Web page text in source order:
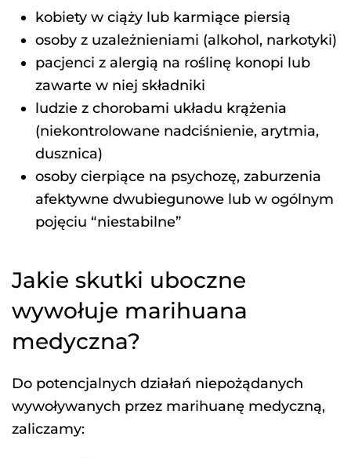
kobiety w ciąży lub karmiące piersią
osoby z uzależnieniami (alkohol, narkotyki)
pacjenci z alergią na roślinę konopi lub
zawarte w niej składniki
ludzie z chorobami układu krążenia
(niekontrolowane nadciśnienie, arytmia,
dusznica)
osoby cierpiące na psychozę, zaburzenia
afektywne dwubiegunowe lub w ogólnym
pojęciu “niestabilne”
Jakie skutki uboczne
wywołuje marihuana
medyczna?
Do potencjalnych działań niepożądanych
wywoływanych przez marihuanę medyczną,
zaliczamy: